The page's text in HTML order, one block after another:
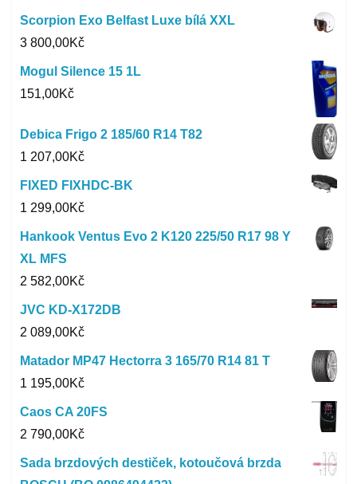
Scorpion Exo Belfast Luxe bílá XXL
3 800,00Kč
Mogul Silence 15 1L
151,00Kč
Debica Frigo 2 185/60 R14 T82
1 207,00Kč
FIXED FIXHDC-BK
1 299,00Kč
Hankook Ventus Evo 2 K120 225/50 R17 98 Y
XL MFS
2 582,00Kč
JVC KD-X172DB
2 089,00Kč
Matador MP47 Hectorra 3 165/70 R14 81 T
1 195,00Kč
Caos CA 20FS
2 790,00Kč
Sada brzdových destiček, kotoučová brzda